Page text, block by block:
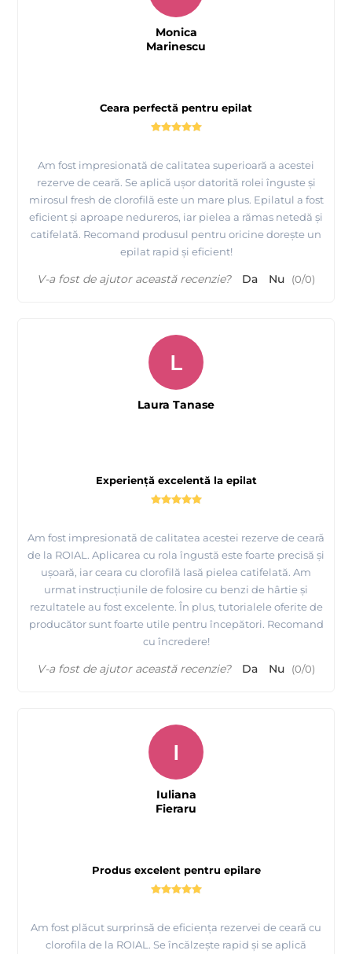
Ceara perfectă pentru epilat
Am fost impresionată de calitatea superioară a acestei
rezerve de ceară. Se aplică ușor datorită rolei înguste și
mirosul fresh de clorofilă este un mare plus. Epilatul a fost
eficient și aproape nedureros, iar pielea a rămas netedă și
catifelată. Recomand produsul pentru oricine dorește un
epilat rapid și eficient!
Monica
Marinescu
V-a fost de ajutor această recenzie? Da Nu (0/0)
Experiență excelentă la epilat
Am fost impresionată de calitatea acestei rezerve de ceară
de la ROIAL. Aplicarea cu rola îngustă este foarte precisă și
ușoară, iar ceara cu clorofilă lasă pielea catifelată. Am
urmat instrucțiunile de folosire cu benzi de hârtie și
rezultatele au fost excelente. În plus, tutorialele oferite de
producător sunt foarte utile pentru începători. Recomand
cu încredere!
L
Laura Tanase
V-a fost de ajutor această recenzie? Da Nu (0/0)
Produs excelent pentru epilare
Am fost plăcut surprinsă de eficiența rezervei de ceară cu
clorofila de la ROIAL. Se încălzește rapid și se aplică
I
Iuliana
Fieraru